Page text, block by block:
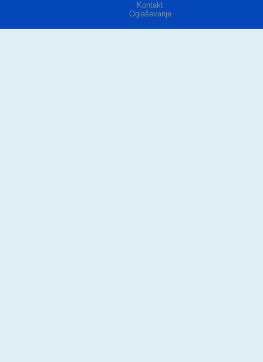
Kontakt
Oglaševanje